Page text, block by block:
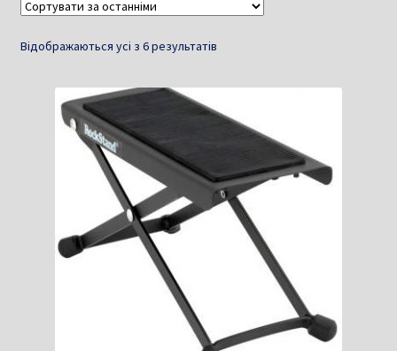
Відображаються усі з 6 результатівSorted
latest